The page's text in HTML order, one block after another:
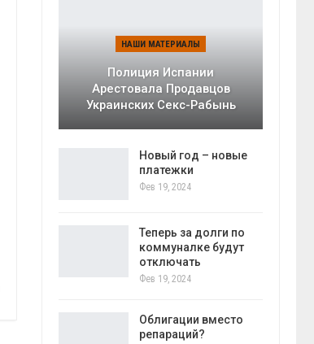
НАШИ МАТЕРИАЛЫ
Полиция Испании
Арестовала Продавцов
Украинских Секс-Рабынь
Новый год – новые
платежки
Фев 19, 2024
Теперь за долги по
коммуналке будут
отключать
Фев 19, 2024
Облигации вместо
репараций?